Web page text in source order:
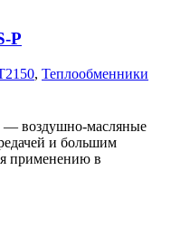
P
, Теплообменники
— воздушно-масляные
и большим
применению в